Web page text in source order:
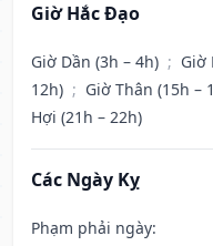
Giờ Hắc Đạo
Giờ Dần (3h – 4h) ; Giờ
12h) ; Giờ Thân (15h –
Hợi (21h – 22h)
Các Ngày Kỵ
Phạm phải ngày: